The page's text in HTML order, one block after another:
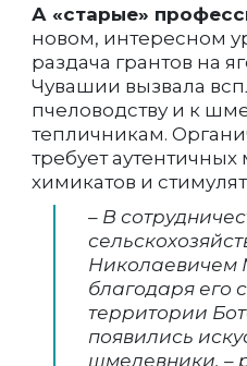
А «старые»
новом, интересном
раздача грантов на
Чувашии вызвала
пчеловодству и к
тепличникам.
требует
химикатов и
– В
Николаевичем
благодаря его
территории
появились
шмелевники, –